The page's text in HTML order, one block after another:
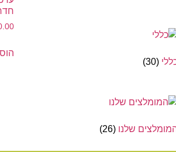
(30)
שלנו (26)